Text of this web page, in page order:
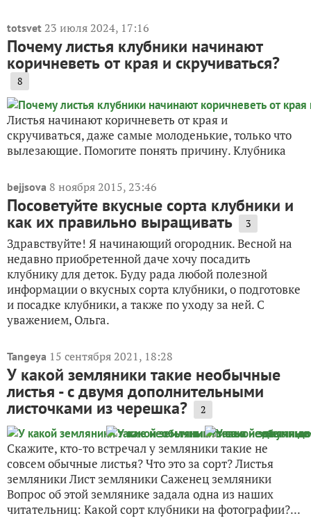
totsvet 23 июля 2024, 17:16
Почему листья клубники начинают
коричневеть от края и скручиваться?
8
Листья начинают коричневеть от края и
скручиваться, даже самые молоденькие, только что
вылезающие. Помогите понять причину. Клубника
bejjsova 8 ноября 2015, 23:46
Посоветуйте вкусные сорта клубники и
как их правильно выращивать 3
Здравствуйте! Я начинающий огородник. Весной на
недавно приобретенной даче хочу посадить
клубнику для деток. Буду рада любой полезной
информации о вкусных сорта клубники, о подготовке
и посадке клубники, а также по уходу за ней. С
уважением, Ольга.
Tangeya 15 сентября 2021, 18:28
У какой земляники такие необычные
листья - с двумя дополнительными
листочками из черешка? 2
Скажите, кто-то встречал у земляники такие не
совсем обычные листья? Что это за сорт? Листья
земляники Лист земляники Саженец земляники
Вопрос об этой землянике задала одна из наших
читательниц: Какой сорт клубники на фотографии?...